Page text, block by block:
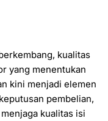
kualitas
yang menentukan
kini menjadi elemen
pembelian,
kualitas isi